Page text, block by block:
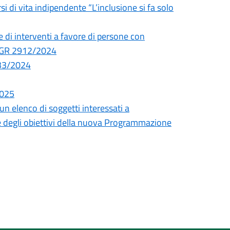
di vita indipendente “L’inclusione si fa solo
di interventi a favore di persone con
2912/2024
2024
elenco di soggetti interessati a
obiettivi della nuova Programmazione